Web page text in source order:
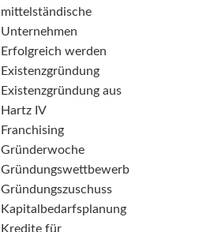
mittelständische
Unternehmen
Erfolgreich werden
Existenzgründung
Existenzgründung aus
Hartz IV
Franchising
Gründerwoche
Gründungswettbewerb
Gründungszuschuss
Kapitalbedarfsplanung
Kredite für